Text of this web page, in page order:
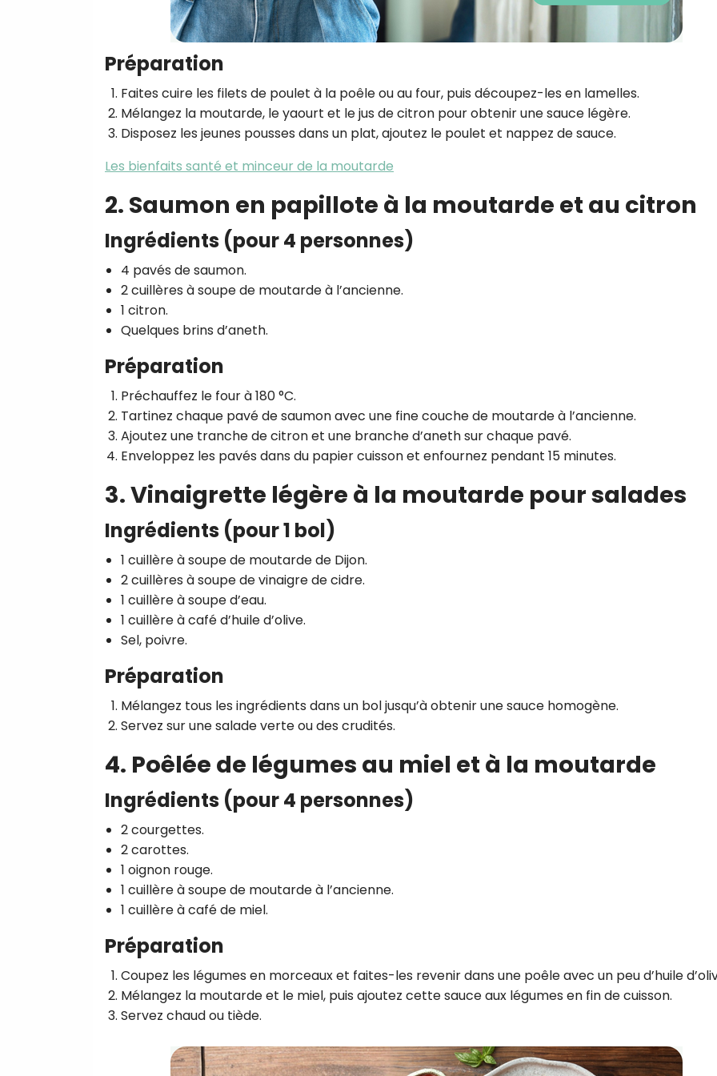
Préparation
Faites cuire les filets de poulet à la poêle ou au four, puis découpez-les en lamelles.
Mélangez la moutarde, le yaourt et le jus de citron pour obtenir une sauce légère.
Disposez les jeunes pousses dans un plat, ajoutez le poulet et nappez de sauce.
Les bienfaits santé et minceur de la moutarde
2. Saumon en papillote à la moutarde et au citron
Ingrédients (pour 4 personnes)
4 pavés de saumon.
2 cuillères à soupe de moutarde à l’ancienne.
1 citron.
Quelques brins d’aneth.
Préparation
Préchauffez le four à 180 °C.
Tartinez chaque pavé de saumon avec une fine couche de moutarde à l’ancienne.
Ajoutez une tranche de citron et une branche d’aneth sur chaque pavé.
Enveloppez les pavés dans du papier cuisson et enfournez pendant 15 minutes.
3. Vinaigrette légère à la moutarde pour salades
Ingrédients (pour 1 bol)
1 cuillère à soupe de moutarde de Dijon.
2 cuillères à soupe de vinaigre de cidre.
1 cuillère à soupe d’eau.
1 cuillère à café d’huile d’olive.
Sel, poivre.
Préparation
Mélangez tous les ingrédients dans un bol jusqu’à obtenir une sauce homogène.
Servez sur une salade verte ou des crudités.
4. Poêlée de légumes au miel et à la moutarde
Ingrédients (pour 4 personnes)
2 courgettes.
2 carottes.
1 oignon rouge.
1 cuillère à soupe de moutarde à l’ancienne.
1 cuillère à café de miel.
Préparation
Coupez les légumes en morceaux et faites-les revenir dans une poêle avec un peu d’huile
Mélangez la moutarde et le miel, puis ajoutez cette sauce aux légumes en fin de cuisson.
Servez chaud ou tiède.